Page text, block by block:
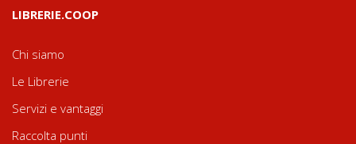
LIBRERIE.COOP
Chi siamo
Le Librerie
Servizi e vantaggi
Raccolta punti